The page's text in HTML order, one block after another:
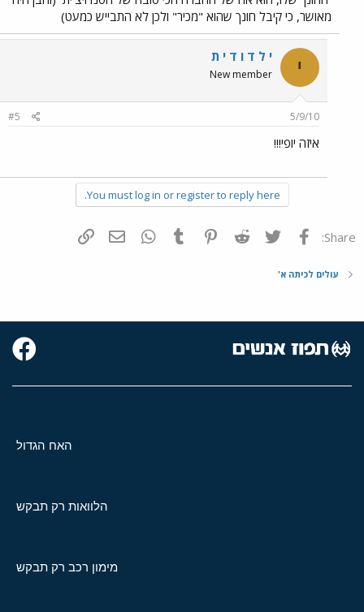
מאושר, כי קיבל חונך שהוא "מכיר" ולכן לא התבייש כמעט)
י י ל ד ו ד י ת
New member
5/9/10
#5
איזה יופי!!!
You must log in or register to reply here.
Share: פייסבוק Twitter
Reddit
Pinterest
Tumblr
WhatsAppדואר אלקטרוני
עולים לכיתה א'
האח הגדול
הלוואות רק תבקש
מימון רכב רק תבקש